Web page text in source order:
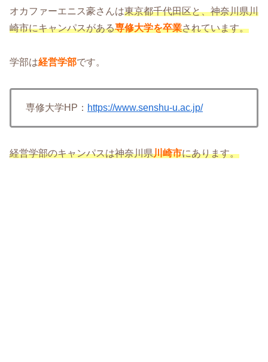
オカファーエニス豪さんは東京都千代田区と、神奈川県川
崎市にキャンパスがある専修大学を卒業されています。
学部は経営学部です。
専修大学HP： https://www.senshu-u.ac.jp/
経営学部のキャンパスは神奈川県川崎市にあります。